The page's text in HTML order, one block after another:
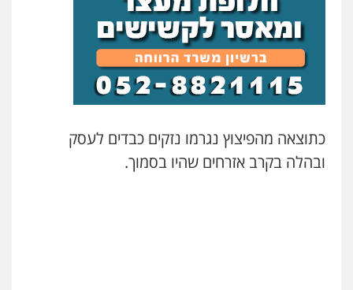
עו"ד ראוף נג'אר
פלילי עורכי דין לענייני אסירים
סמים רכוש
0548009246
עורכי דין לענייני אסירים
0525060666
כתוצאה מהפיצוץ נגרמו נזקים כבדים לעסק
ובהלה בקרב אזרחים שהיו בסמוך.